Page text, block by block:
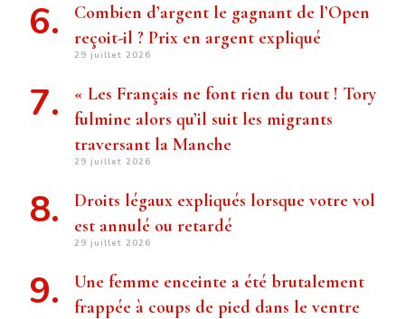
Combien d’argent le gagnant de l’Open
reçoit-il ? Prix ​​en argent expliqué
29 juillet 2026
« Les Français ne font rien du tout ! Tory
fulmine alors qu’il suit les migrants
traversant la Manche
29 juillet 2026
Droits légaux expliqués lorsque votre vol
est annulé ou retardé
29 juillet 2026
Une femme enceinte a été brutalement
frappée à coups de pied dans le ventre